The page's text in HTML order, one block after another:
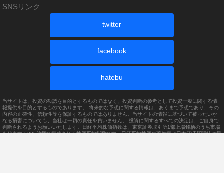
SNSリンク
twitter
facebook
hatebu
当サイトは、投資の勧誘を目的とするものではなく、投資判断の参考として投資一般に関する情
報提供を目的とするものであります。 将来的な予想に関する情報は、あくまで予想であり、その
内容の正確性、信頼性等を保証するものではありません。当サイトの情報に基づいて被ったいか
なる損害についても、当社は一切の責任を負いません。 投資に関するすべての決定は、ご自身で
判断されるようお願いいたします。日経平均株価指数は、東京証券取引所1部上場銘柄のうち市場
を代表する225銘柄で構成される株価平均指数です。日経平均株価の著作権は日本経済新聞社に帰